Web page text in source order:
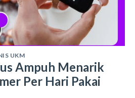
UKM
Ampuh Menarik
Per Hari Pakai